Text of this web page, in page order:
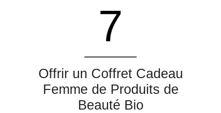
7
Offrir un Coffret Cadeau
Femme de Produits de
Beauté Bio